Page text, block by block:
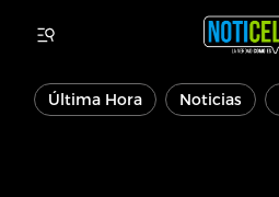
Última Hora Noticias